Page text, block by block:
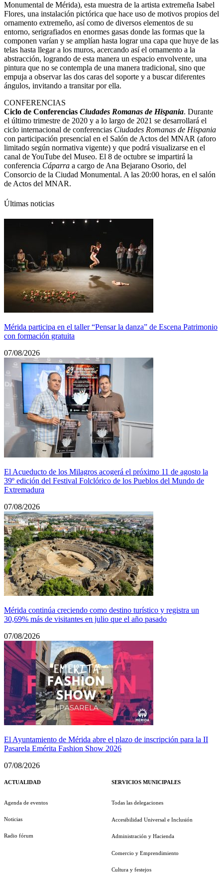
Monumental de Mérida), esta muestra de la artista extremeña Isabel
Flores, una instalación pictórica que hace uso de motivos propios del
ornamento extremeño, así como de diversos elementos de su
entorno, serigrafiados en enormes gasas donde las formas que la
componen varían y se amplían hasta lograr una capa que huye de las
telas hasta llegar a los muros, acercando así el ornamento a la
abstracción, logrando de esta manera un espacio envolvente, una
pintura que no se contempla de una manera tradicional, sino que
empuja a observar las dos caras del soporte y a buscar diferentes
ángulos, invitando a transitar por ella.
CONFERENCIAS
Ciclo de Conferencias Ciudades Romanas de Hispania. Durante
el último trimestre de 2020 y a lo largo de 2021 se desarrollará el
ciclo internacional de conferencias Ciudades Romanas de Hispania
con participación presencial en el Salón de Actos del MNAR (aforo
limitado según normativa vigente) y que podrá visualizarse en el
canal de YouTube del Museo. El 8 de octubre se impartirá la
conferencia Cáparra a cargo de Ana Bejarano Osorio, del
Consorcio de la Ciudad Monumental. A las 20:00 horas, en el salón
de Actos del MNAR.
Últimas noticias
Mérida participa en el taller “Pensar la danza” de Escena Patrimonio
con formación gratuita
07/08/2026
El Acueducto de los Milagros acogerá el próximo 11 de agosto la
39º edición del Festival Folclórico de los Pueblos del Mundo de
Extremadura
07/08/2026
Mérida continúa creciendo como destino turístico y registra un
30,69% más de visitantes en julio que el año pasado
07/08/2026
El Ayuntamiento de Mérida abre el plazo de inscripción para la II
Pasarela Emérita Fashion Show 2026
07/08/2026
ACTUALIDAD
Agenda de eventos
Noticias
Radio fórum
SERVICIOS MUNICIPALES
Todas las delegaciones
Accesibilidad Universal e Inclusión
Administración y Hacienda
Comercio y Emprendimiento
Cultura y festejos